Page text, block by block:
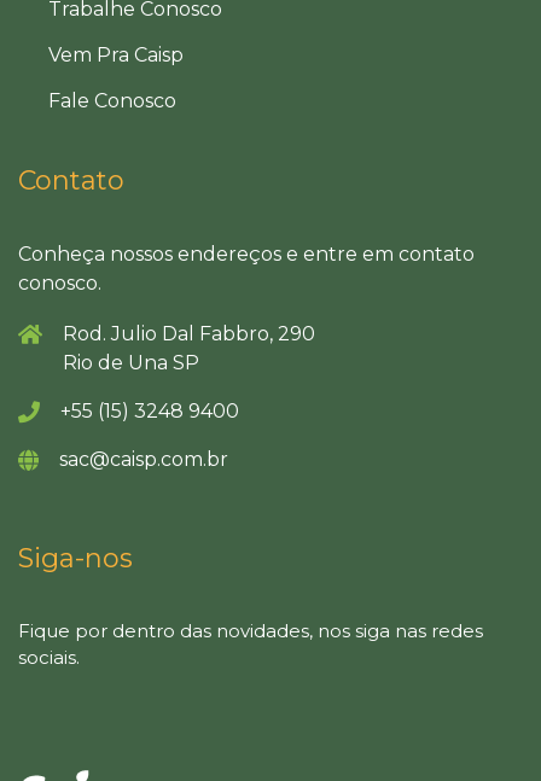
Trabalhe Conosco
Vem Pra Caisp
Fale Conosco
Contato
Conheça nossos endereços e entre em contato
conosco.
Rod. Julio Dal Fabbro, 290
Rio de Una SP
+55 (15) 3248 9400
sac@caisp.com.br
Siga-nos
Fique por dentro das novidades, nos siga nas redes
sociais.